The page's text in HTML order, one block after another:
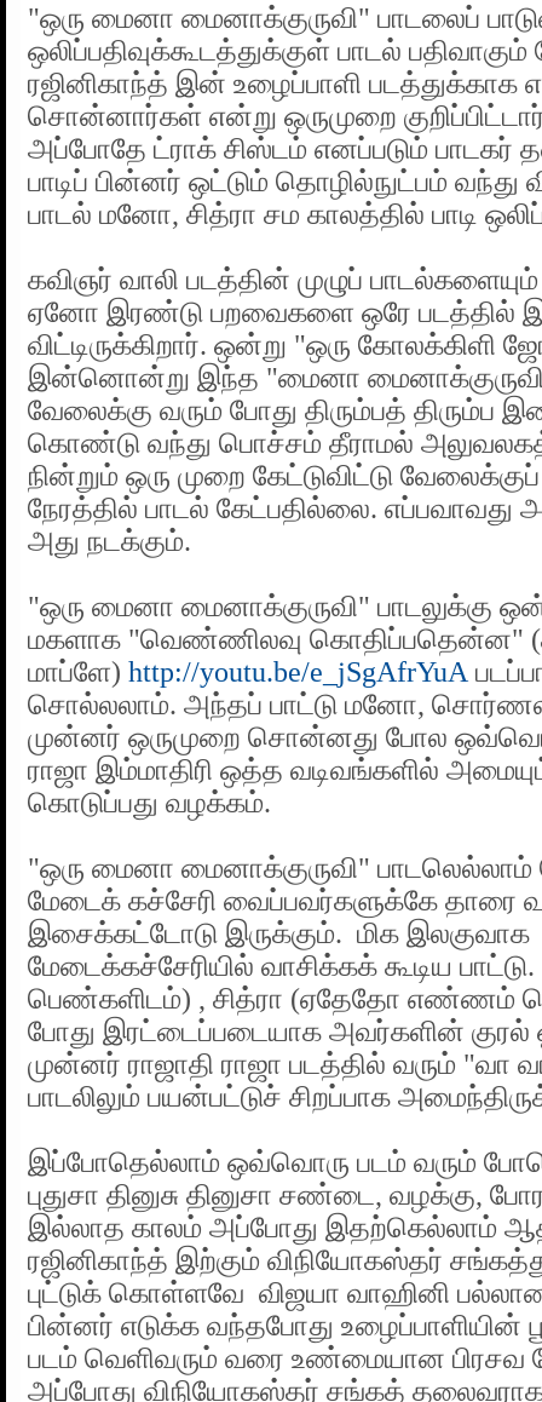
"ஒரு மைனா மைனாக்குருவி" பாடலைப்
ஒலிப்பதிவுக்கூடத்துக்குள் பாடல்
ரஜினிகாந்த் இன் உழைப்பாளி படத்துக்காக
சொன்னார்கள் என்று ஒருமுறை குறிப்பிட்டார்
அப்போதே ட்ராக் சிஸ்டம் எனப்படும் பாடகர்
பாடிப் பின்னர் ஒட்டும் தொழில்நுட்பம் வந்து
பாடல் மனோ, சித்ரா சம காலத்தில் பாடி
கவிஞர் வாலி படத்தின் முழுப் பாடல்களையும்
ஏனோ இரண்டு பறவைகளை ஒரே படத்தில்
விட்டிருக்கிறார். ஒன்று "ஒரு கோலக்கிளி
இன்னொன்று இந்த "மைனா
வேலைக்கு வரும் போது திரும்பத் திரும்ப
கொண்டு வந்து பொச்சம் தீராமல்
நின்றும் ஒரு முறை கேட்டுவிட்டு
நேரத்தில் பாடல் கேட்பதில்லை. எப்பவாவது
அது நடக்கும்.
"ஒரு மைனா மைனாக்குருவி" பாடலுக்கு
மகளாக "வெண்ணிலவு கொதிப்பதென்ன"
மாப்ளே) http://youtu.be/e_jSgAfrYuA
சொல்லலாம். அந்தப் பாட்டு மனோ,
முன்னர் ஒருமுறை சொன்னது போல
ராஜா இம்மாதிரி ஒத்த வடிவங்களில்
கொடுப்பது வழக்கம்.
"ஒரு மைனா மைனாக்குருவி"
மேடைக் கச்சேரி வைப்பவர்களுக்கே தாரை
இசைக்கட்டோடு இருக்கும். மிக இலகுவாக
மேடைக்கச்சேரியில் வாசிக்கக் கூடிய
பெண்களிடம்) , சித்ரா (ஏதேதோ எண்ணம்
போது இரட்டைப்படையாக அவர்களின் குரல்
முன்னர் ராஜாதி ராஜா படத்தில் வரும் "வா
பாடலிலும் பயன்பட்டுச் சிறப்பாக
இப்போதெல்லாம் ஒவ்வொரு படம் வரும்
புதுசா தினுசு தினுசா சண்டை, வழக்கு,
இல்லாத காலம் அப்போது இதற்கெல்லாம்
ரஜினிகாந்த் இற்கும் விநியோகஸ்தர்
புட்டுக் கொள்ளவே விஜயா வாஹினி
பின்னர் எடுக்க வந்தபோது உழைப்பாளியின்
படம் வெளிவரும் வரை உண்மையான
அப்போது விநியோகஸ்தர் சங்கத்